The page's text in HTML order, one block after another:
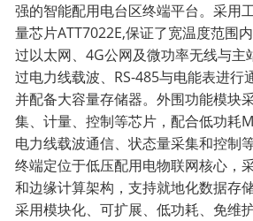
强的智能配用电台区终端平台。采用
量芯片ATT7022E,保证了宽温度范围
过以太网、4G公网及微功率无线与主
过电力线载波、 RS-485与电能表进行
并配备大容量存储器。外围功能模块
集、计量、控制等芯片，配合低功耗
电力线载波通信、状态量采集和控制等
终端定位于低压配用电物联网核心，
和边缘计算架构，支持就地化数据存
采用模块化、可扩展、低功耗、免维